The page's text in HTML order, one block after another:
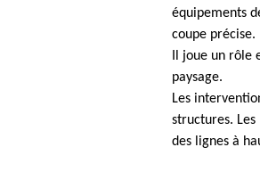
équipements
coupe précise.
Il joue un
paysage.
Les
structures.
des lignes à